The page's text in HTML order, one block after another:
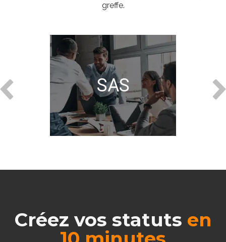
greffe.
SAS
CRÉER UNE SAS EN
QUELQUES MINUTES
COMMENCER
Créez vos statuts en